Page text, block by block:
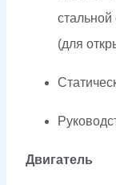
(для
Двигатель